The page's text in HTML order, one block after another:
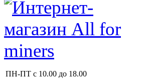
ПН-ПТ с 10.00 до 18.00